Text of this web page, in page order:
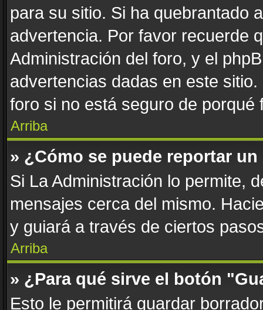
para su sitio. Si ha quebrantado
advertencia. Por favor recuerde
Administración del foro, y el
advertencias dadas en este
foro si no está seguro de porqué
Arriba
» ¿Cómo se puede reportar
Si La Administración lo permite,
mensajes cerca del mismo.
y guiará a través de ciertos
Arriba
» ¿Para qué sirve el botón
Esto le permitirá guardar